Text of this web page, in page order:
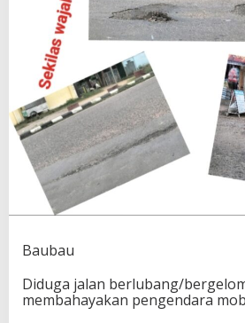
Baubau
Diduga jalan berlubang/
membahayakan pengendara